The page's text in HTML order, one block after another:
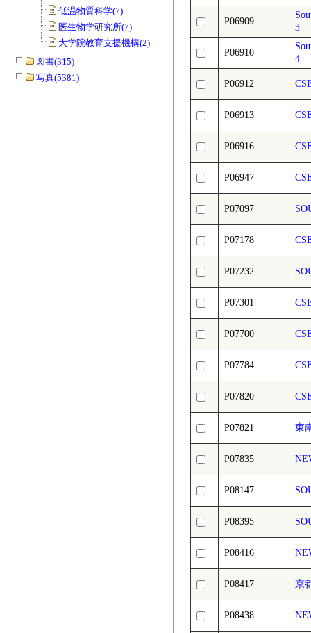
低温物質科学(7)
医生物学研究所(7)
大学院教育支援機構(2)
図書(315)
写真(5381)
P06909
3
P06910
4
P06912
P06913
P06916
P06947
P07097
P07178
P07232
P07301
P07700
P07784
P07820
P07821 東
P07835
P08147
P08395
P08416
P08417 京
P08438